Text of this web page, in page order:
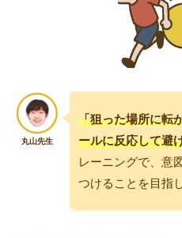
「狙った場所に転
ールに反応して避
レーニングで、意
つけることを目指